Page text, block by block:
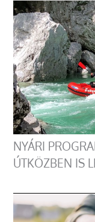
NYÁRI
ÚTKÖZBEN IS